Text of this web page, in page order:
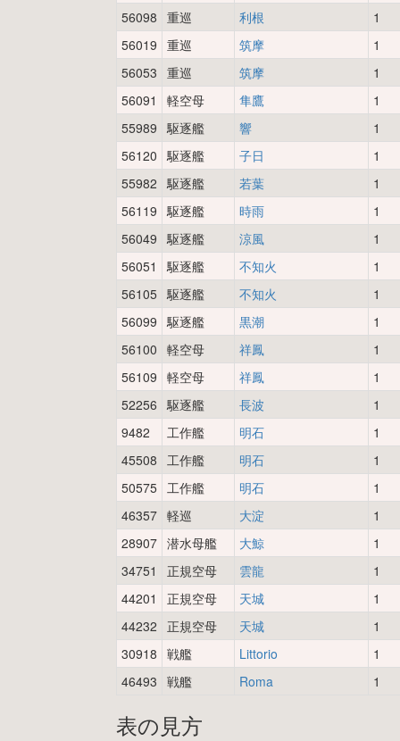
56098 重巡 利根
1
56019 重巡 筑摩
1
56053 重巡 筑摩
1
56091
軽空母 隼鷹
1
55989 駆逐艦 響
1
56120 駆逐艦 子日
1
55982 駆逐艦 若葉
1
56119 駆逐艦 時雨
1
56049 駆逐艦 涼風
1
56051
駆逐艦 不知火
1
56105 駆逐艦 不知火
1
56099 駆逐艦 黒潮
1
56100 軽空母 祥鳳
1
56109 軽空母 祥鳳
1
52256 駆逐艦 長波
1
9482
工作艦 明石
1
45508 工作艦 明石
1
50575 工作艦 明石
1
46357 軽巡 大淀
1
28907 潜水母艦 大鯨
1
34751
正規空母 雲龍
1
44201
正規空母 天城
1
44232
正規空母 天城
1
30918 戦艦 Littorio
1
46493 戦艦 Roma 1
表の見方